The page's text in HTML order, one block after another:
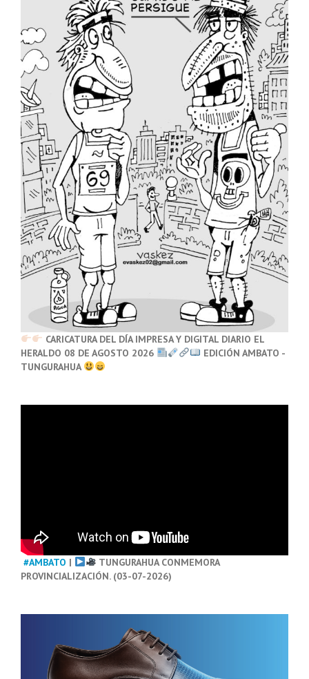
CARICATURA DEL DÍA IMPRESA Y DIGITAL DIARIO EL
HERALDO 08 DE AGOSTO 2026
EDICIÓN AMBATO -
TUNGURAHUA
#AMBATO |
TUNGURAHUA CONMEMORA
PROVINCIALIZACIÓN. (03-07-2026)